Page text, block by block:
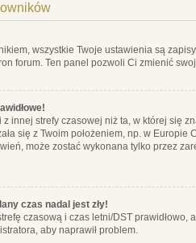
wszystkie Twoje ustawienia są
forum. Ten panel pozwoli Ci zmienić
innej strefy czasowej niż ta, w której się
się z Twoim położeniem, np. w
może zostać wykonana tylko przez
czas nadal jest zły!
czasową i czas letni/DST
aby naprawił problem.